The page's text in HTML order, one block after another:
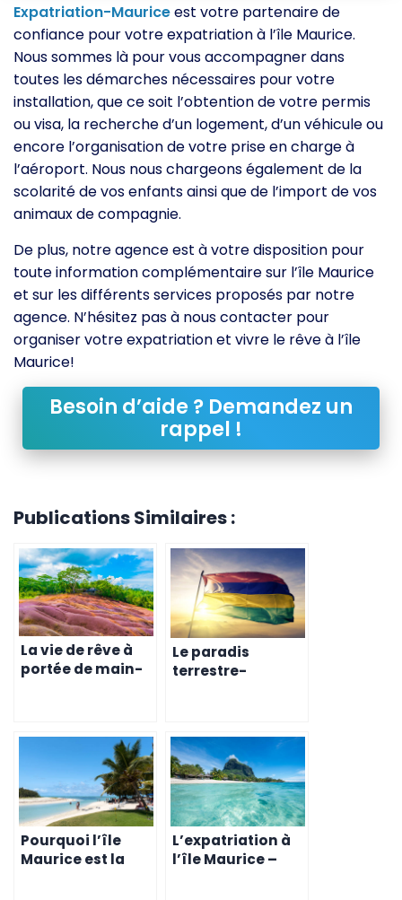
Expatriation-Mauriceest votre partenaire de
confiance pour votre expatriation à l’île Maurice.
Nous sommes là pour vous accompagner dans
toutes les démarches nécessaires pour votre
installation, que ce soit l’obtention de votre permis
ou visa, la recherche d’un logement, d’un véhicule ou
encore l’organisation de votre prise en charge à
l’aéroport. Nous nous chargeons également de la
scolarité de vos enfants ainsi que de l’import de vos
animaux de compagnie.
De plus, notre agence est à votre disposition pour
toute information complémentaire sur l’île Maurice
et sur les différents services proposés par notre
agence. N’hésitez pas à nous contacter pour
organiser votre expatriation et vivre le rêve à l’île
Maurice!
Besoin d’aide ? Demandez un
rappel !
Publications Similaires :
La vie de rêve à
portée de main-
décision que
vous prendrez
jamais
Le paradis
terrestre-
Maurice
Pourquoi l’île
Maurice est la
L’expatriation à
l’île Maurice –